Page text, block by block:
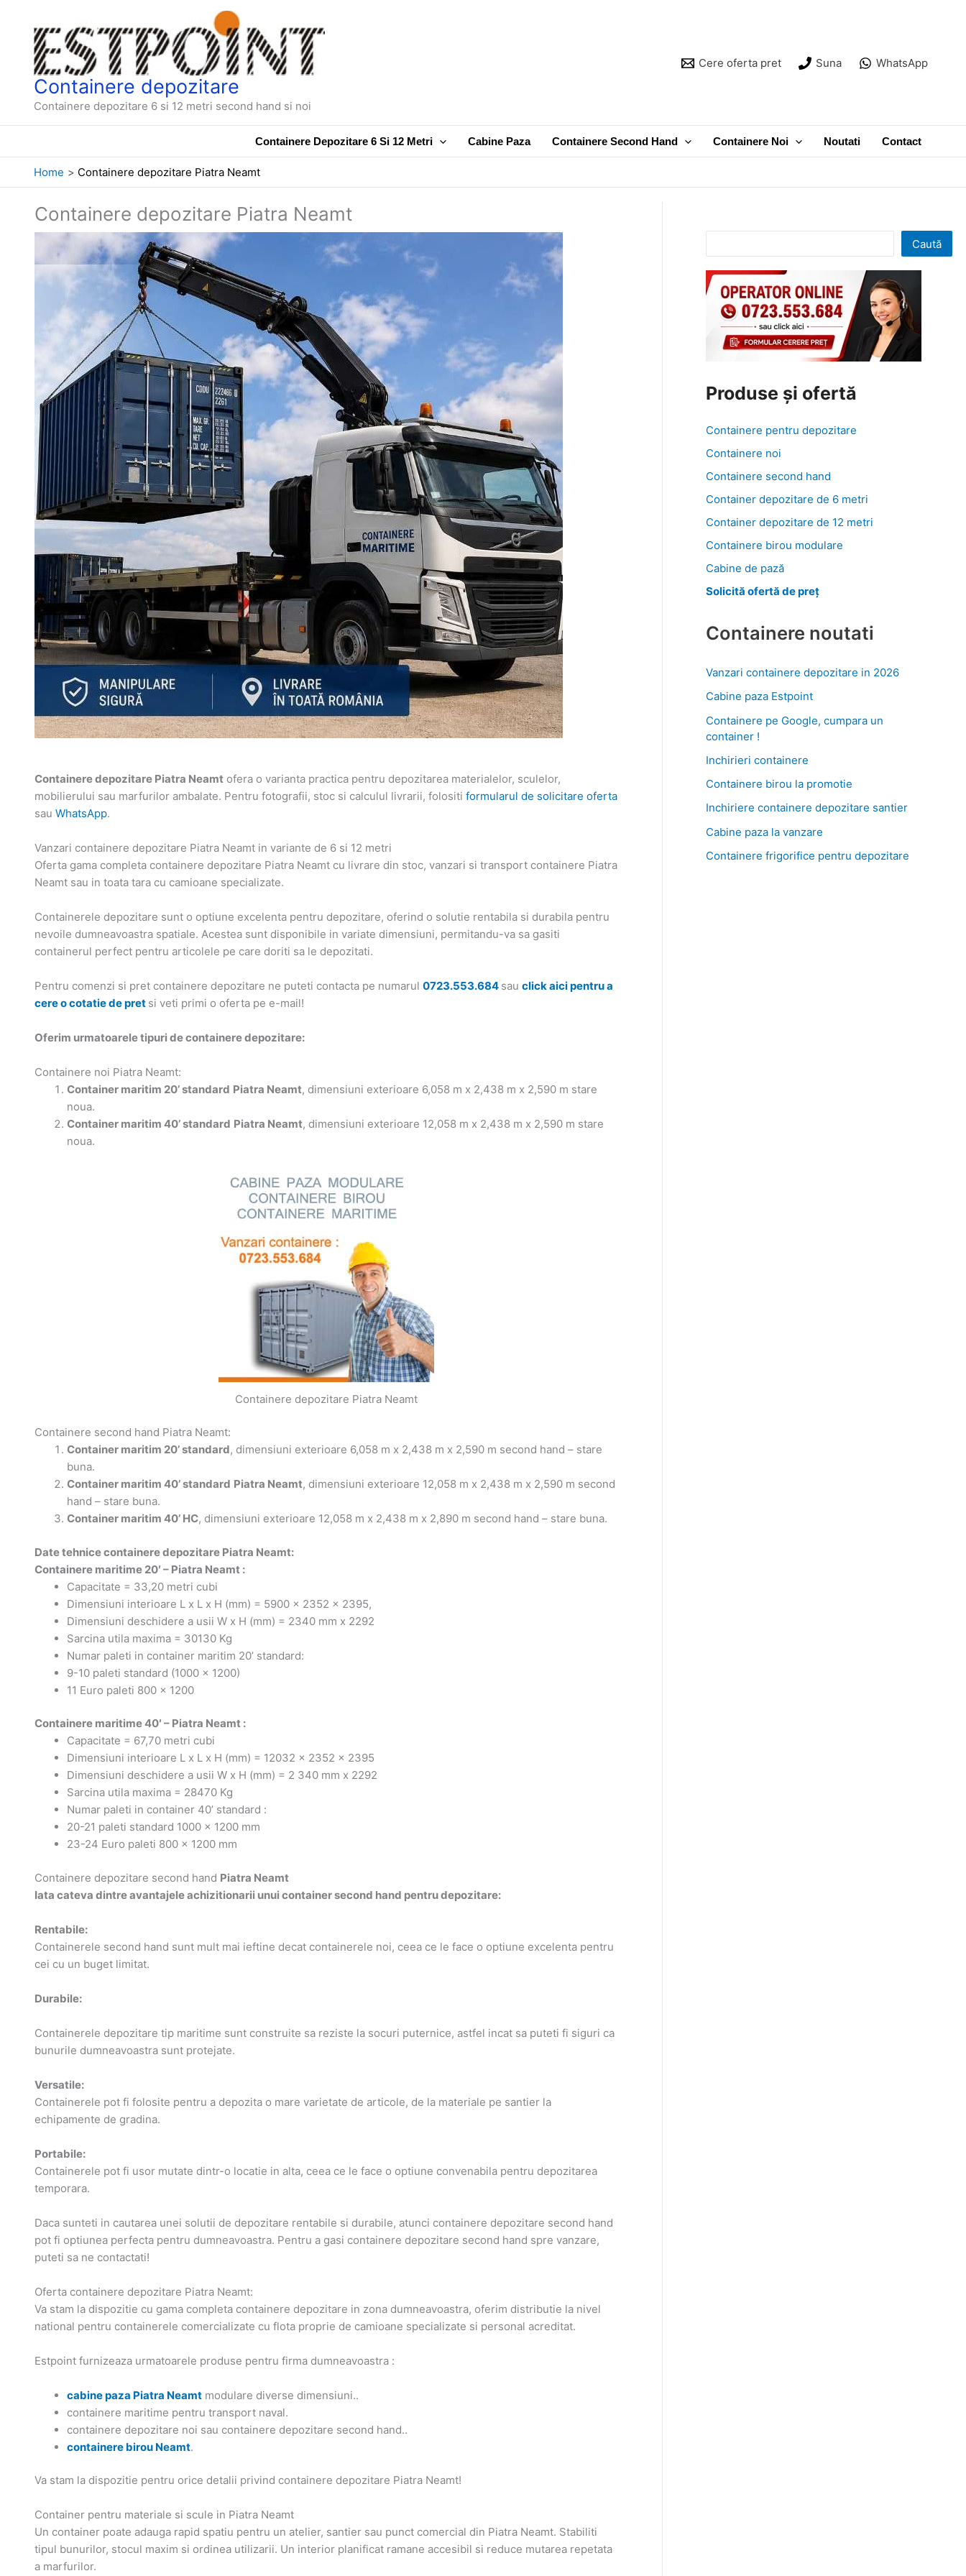
content
Containere depozitare
Containere depozitare 6 si 12 metri second hand si noi
Cere oferta pret Suna WhatsApp
Containere Depozitare 6 Si 12 Metri Cabine Paza Containere Second Hand Containere Noi Noutati Contact
Home Containere depozitare Piatra Neamt
Containere depozitare Piatra Neamt
Containere depozitare Piatra Neamt ofera o varianta practica pentru depozitarea materialelor, sculelor,
mobilierului sau marfurilor ambalate. Pentru fotografii, stoc si calculul livrarii, folositi formularul de solicitare oferta
sau WhatsApp.
Vanzari containere depozitare Piatra Neamt in variante de 6 si 12 metri
Oferta gama completa containere depozitare Piatra Neamt cu livrare din stoc, vanzari si transport containere Piatra
Neamt sau in toata tara cu camioane specializate.
Containerele depozitare sunt o optiune excelenta pentru depozitare, oferind o solutie rentabila si durabila pentru
nevoile dumneavoastra spatiale. Acestea sunt disponibile in variate dimensiuni, permitandu-va sa gasiti
containerul perfect pentru articolele pe care doriti sa le depozitati.
Pentru comenzi si pret containere depozitare ne puteti contacta pe numarul 0723.553.684 sau click aici pentru a
cere o cotatie de pret si veti primi o oferta pe e-mail!
Oferim urmatoarele tipuri de containere depozitare:
Containere noi Piatra Neamt:
Container maritim 20’ standard Piatra Neamt, dimensiuni exterioare 6,058 m x 2,438 m x 2,590 m stare
noua.
Container maritim 40’ standard Piatra Neamt, dimensiuni exterioare 12,058 m x 2,438 m x 2,590 m stare
noua.
Containere depozitare Piatra Neamt
Containere second hand Piatra Neamt:
Container maritim 20’ standard, dimensiuni exterioare 6,058 m x 2,438 m x 2,590 m second hand – stare
buna.
Container maritim 40’ standard Piatra Neamt, dimensiuni exterioare 12,058 m x 2,438 m x 2,590 m second
hand – stare buna.
Container maritim 40’ HC, dimensiuni exterioare 12,058 m x 2,438 m x 2,890 m second hand – stare buna.
Date tehnice containere depozitare Piatra Neamt:
Containere maritime 20′ – Piatra Neamt :
Capacitate = 33,20 metri cubi
Dimensiuni interioare L x L x H (mm) = 5900 x 2352 x 2395,
Dimensiuni deschidere a usii W x H (mm) = 2340 mm x 2292
Sarcina utila maxima = 30130 Kg
Numar paleti in container maritim 20’ standard:
9-10 paleti standard (1000 x 1200)
11 Euro paleti 800 x 1200
Containere maritime 40′ – Piatra Neamt :
Capacitate = 67,70 metri cubi
Dimensiuni interioare L x L x H (mm) = 12032 x 2352 x 2395
Dimensiuni deschidere a usii W x H (mm) = 2 340 mm x 2292
Sarcina utila maxima = 28470 Kg
Numar paleti in container 40’ standard :
20-21 paleti standard 1000 x 1200 mm
23-24 Euro paleti 800 x 1200 mm
Containere depozitare second hand Piatra Neamt
Iata cateva dintre avantajele achizitionarii unui container second hand pentru depozitare:
Rentabile:
Containerele second hand sunt mult mai ieftine decat containerele noi, ceea ce le face o optiune excelenta pentru
cei cu un buget limitat.
Durabile:
Containerele depozitare tip maritime sunt construite sa reziste la socuri puternice, astfel incat sa puteti fi siguri ca
bunurile dumneavoastra sunt protejate.
Versatile:
Containerele pot fi folosite pentru a depozita o mare varietate de articole, de la materiale pe santier la
echipamente de gradina.
Portabile:
Containerele pot fi usor mutate dintr-o locatie in alta, ceea ce le face o optiune convenabila pentru depozitarea
temporara.
Daca sunteti in cautarea unei solutii de depozitare rentabile si durabile, atunci containere depozitare second hand
pot fi optiunea perfecta pentru dumneavoastra. Pentru a gasi containere depozitare second hand spre vanzare,
puteti sa ne contactati!
Oferta containere depozitare Piatra Neamt:
Va stam la dispozitie cu gama completa containere depozitare in zona dumneavoastra, oferim distributie la nivel
national pentru containerele comercializate cu flota proprie de camioane specializate si personal acreditat.
Estpoint furnizeaza urmatoarele produse pentru firma dumneavoastra :
cabine paza Piatra Neamt modulare diverse dimensiuni..
containere maritime pentru transport naval.
containere depozitare noi sau containere depozitare second hand..
containere birou Neamt.
Va stam la dispozitie pentru orice detalii privind containere depozitare Piatra Neamt!
Container pentru materiale si scule in Piatra Neamt
Un container poate adauga rapid spatiu pentru un atelier, santier sau punct comercial din Piatra Neamt. Stabiliti
tipul bunurilor, stocul maxim si ordinea utilizarii. Un interior planificat ramane accesibil si reduce mutarea repetata
a marfurilor.
Caută
Produse și ofertă
Containere pentru depozitare
Containere noi
Containere second hand
Container depozitare de 6 metri
Container depozitare de 12 metri
Containere birou modulare
Cabine de pază
Solicită ofertă de preț
Containere noutati
Vanzari containere depozitare in 2026
Cabine paza Estpoint
Containere pe Google, cumpara un
container !
Inchirieri containere
Containere birou la promotie
Inchiriere containere depozitare santier
Cabine paza la vanzare
Containere frigorifice pentru depozitare